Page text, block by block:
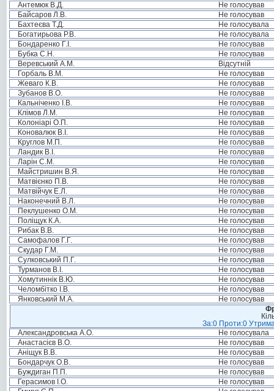
Антемюк В.Д.
Не голосував
Байсаров Л.В.
Не голосував
Бахтеєва Т.Д.
Не голосувала
Богатирьова Р.В.
Не голосувала
Бондаренко Г.І.
Не голосував
Бубка С.Н.
Не голосував
Веревський А.М.
Відсутній
Горбаль В.М.
Не голосував
Жеваго К.В.
Не голосував
Зубанов В.О.
Не голосував
Кальніченко І.В.
Не голосував
Клімов Л.М.
Не голосував
Колоніарі О.П.
Не голосував
Коновалюк В.І.
Не голосував
Круглов М.П.
Не голосував
Ландик В.І.
Не голосував
Ларін С.М.
Не голосував
Майстришин В.Я.
Не голосував
Матвієнко П.В.
Не голосував
Матвійчук Е.Л.
Не голосував
Наконечний В.Л.
Не голосував
Пеклушенко О.М.
Не голосував
Поліщук К.А.
Не голосував
Рибак В.В.
Не голосував
Самофалов Г.Г.
Не голосував
Скудар Г.М.
Не голосував
Сулковський П.Г.
Не голосував
Турманов В.І.
Не голосував
Хомутиннік В.Ю.
Не голосував
Челомбітко І.В.
Не голосував
Янковський М.А.
Не голосував
За:0 Проти:0
Александровська А.О.
Не голосувала
Анастасієв В.О.
Не голосував
Аніщук В.В.
Не голосував
Бондарчук О.В.
Не голосував
Буждиган П.П.
Не голосував
Герасимов І.О.
Не голосував